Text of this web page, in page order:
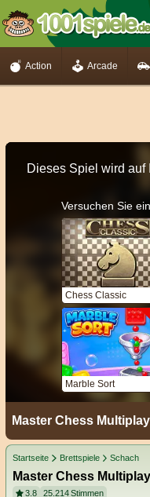
Action Arcade
Dieses Spiel wird auf
Versuchen Sie
Chess Classic
Marble Sort
Master Chess
Startseite Brettspiele Schach
Master Chess
3.8 25.214Stimmen